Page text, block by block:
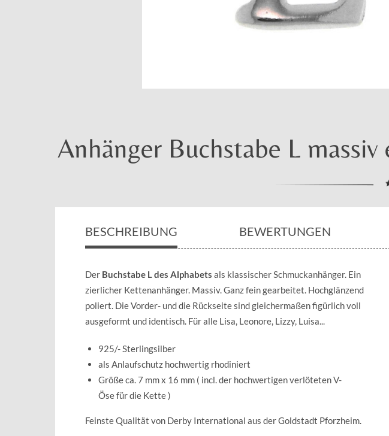
Anhänger Buchstabe L
BESCHREIBUNG BEWERTUNGEN
Der Buchstabe L des Alphabets als klassischer Schmuckanhänger. Ein
zierlicher Kettenanhänger. Massiv. Ganz fein gearbeitet. Hochglänzend
poliert. Die Vorder- und die Rückseite sind gleichermaßen figürlich voll
ausgeformt und identisch. Für alle Lisa, Leonore, Lizzy, Luisa...
925/- Sterlingsilber
als Anlaufschutz hochwertig rhodiniert
Größe ca. 7 mm x 16 mm ( incl. der hochwertigen verlöteten V-
Öse für die Kette )
Feinste Qualität von Derby International aus der Goldstadt Pforzheim.